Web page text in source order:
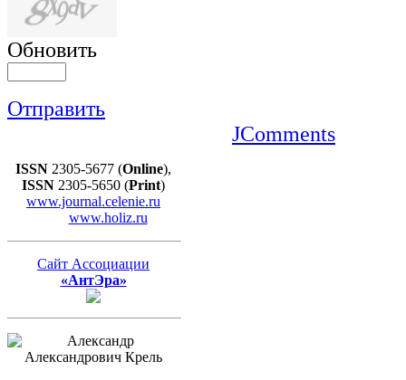
Обновить
Отправить
JComments
ISSN 2305-5677 (Online),
ISSN 2305-5650 (Print)
www.journal.celenie.ru
www.holiz.ru
Сайт Ассоциации
«АнтЭра»